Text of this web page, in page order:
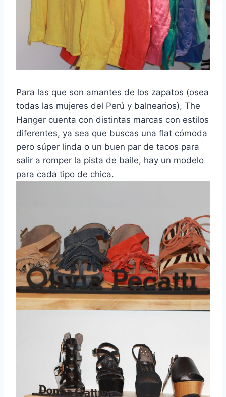
Para las que son amantes de los zapatos (osea
todas las mujeres del Perú y balnearios), The
Hanger cuenta con distintas marcas con estilos
diferentes, ya sea que buscas una flat cómoda
pero súper linda o un buen par de tacos para
salir a romper la pista de baile, hay un modelo
para cada tipo de chica.